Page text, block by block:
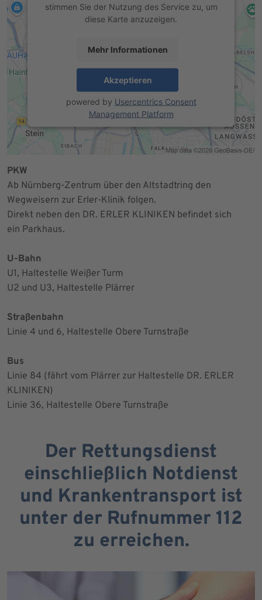
stimmen Sie der Nutzung des Service zu, um
diese Karte anzuzeigen.
Mehr Informationen
Akzeptieren
powered by Usercentrics Consent
Management Platform
PKW
Ab Nürnberg-Zentrum über den Altstadtring den
Wegweisern zur Erler-Klinik folgen.
Direkt neben den DR. ERLER KLINIKEN befindet sich
ein Parkhaus.
U-Bahn
U1, Haltestelle Weißer Turm
U2 und U3, Haltestelle Plärrer
Straßenbahn
Linie 4 und 6, Haltestelle Obere Turnstraße
Bus
Linie 84 (fährt vom Plärrer zur Haltestelle DR. ERLER
KLINIKEN)
Linie 36, Haltestelle Obere Turnstraße
Der Rettungsdienst
einschließlich Notdienst
und Krankentransport ist
unter der Rufnummer 112
zu erreichen.